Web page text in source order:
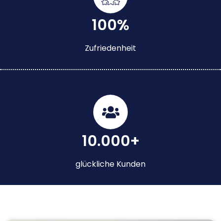
100%
Zufriedenheit
10.000+
glückliche Kunden